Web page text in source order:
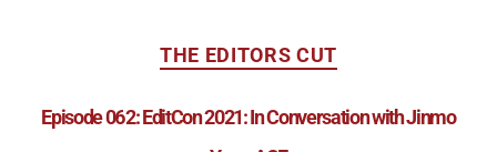
THE EDITORS CUT
Episode 062: EditCon 2021: In Conversation with Jinmo